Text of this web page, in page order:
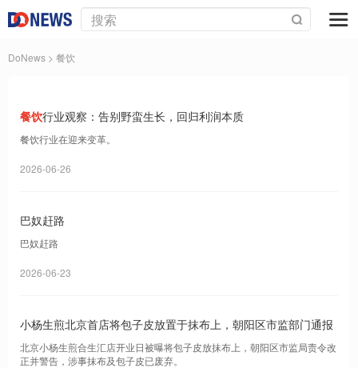
DoNews > 餐饮
餐饮行业观察：告别野蛮生长，回归利润本质
餐饮行业在迎来变革。
2026-06-26
巴奴赶路
巴奴赶路
2026-06-23
小杨生煎北京首店将包子皮放置于抹布上，朝阳区市监部门通报
北京小杨生煎合生汇店开业日被曝将包子皮放抹布上，朝阳区市监局责令改
正并警告，涉事抹布及包子皮已废弃。